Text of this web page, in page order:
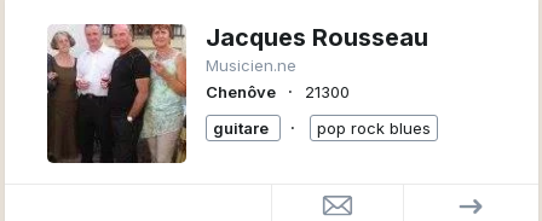
Jacques Rousseau
Musicien.ne
Chenôve
∙
21300
guitare
∙ pop rock blues